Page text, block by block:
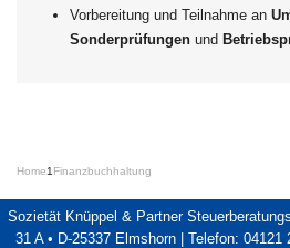
Vorbereitung und Teilnahme an
Sonderprüfungenund
Home1 Finanzbuchhaltung
Sozietät Knüppel & Partner
31 A • D-25337 Elmshorn | Telefon: